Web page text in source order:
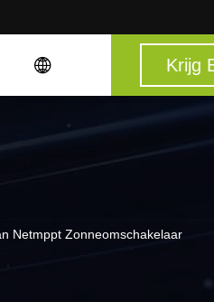
Krijg
Netmppt Zonneomschakelaar